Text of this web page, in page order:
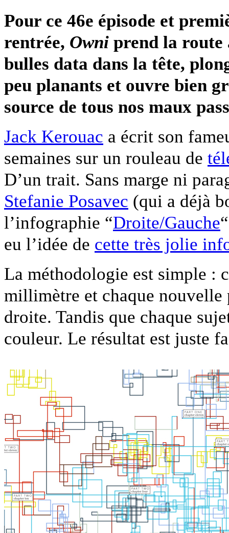
Pour ce 46e épisode et
rentrée, Owni prend la route
bulles data dans la tête,
peu planants et ouvre bien
source de tous nos maux
Jack Kerouac a écrit son
semaines sur un rouleau de
D’un trait. Sans marge ni
Stefanie Posavec (qui a déjà
l’infographie “Droite/Gauche
eu l’idée de cette très jolie
La méthodologie est simple :
millimètre et chaque nouvelle
droite. Tandis que chaque
couleur. Le résultat est juste